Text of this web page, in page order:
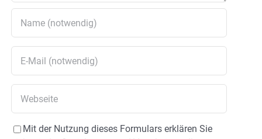
Mit der Nutzung dieses Formulars erklären Sie